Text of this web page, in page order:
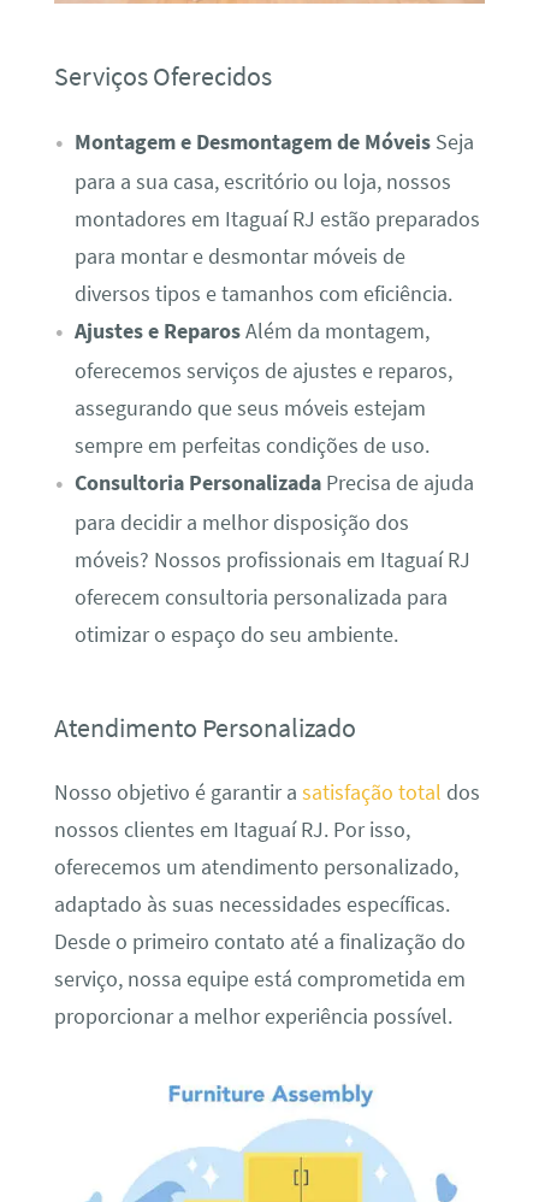
Serviços Oferecidos
Montagem e Desmontagem de MóveisSeja
para a sua casa, escritório ou loja, nossos
montadores em Itaguaí RJ estão preparados
para montar e desmontar móveis de
diversos tipos e tamanhos com eficiência.
Ajustes e ReparosAlém da montagem,
oferecemos serviços de ajustes e reparos,
assegurando que seus móveis estejam
sempre em perfeitas condições de uso.
Consultoria PersonalizadaPrecisa de ajuda
para decidir a melhor disposição dos
móveis? Nossos profissionais em Itaguaí RJ
oferecem consultoria personalizada para
otimizar o espaço do seu ambiente.
Atendimento Personalizado
Nosso objetivo é garantir a satisfação total dos
nossos clientes em Itaguaí RJ. Por isso,
oferecemos um atendimento personalizado,
adaptado às suas necessidades específicas.
Desde o primeiro contato até a finalização do
serviço, nossa equipe está comprometida em
proporcionar a melhor experiência possível.